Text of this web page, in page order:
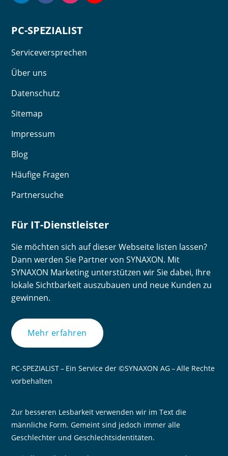
PC-SPEZIALIST
Serviceversprechen
Über uns
Datenschutz
Sitemap
Impressum
Blog
Häufige Fragen
Partnersuche
Für IT-Dienstleister
Sie möchten sich auf dieser Webseite listen lassen?
Dann werden Sie Partner von SYNAXON. Mit
SYNAXON Marketing unterstützen wir Sie dabei, Ihre
lokale Sichtbarkeit auszubauen und neue Kunden zu
gewinnen.
Mehr erfahren
PC-SPEZIALIST – Ein Service der ©SYNAXON AG – Alle Rechte
vorbehalten
Zur besseren Lesbarkeit verwenden wir im Text die
männliche Form. Gemeint sind jedoch immer alle
Geschlechter und Geschlechtsidentitäten.